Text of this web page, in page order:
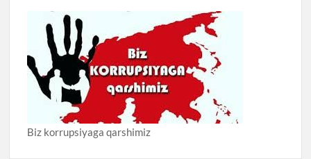
Biz korrupsiyaga qarshimiz